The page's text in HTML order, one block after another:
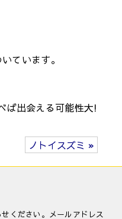
ています。
出会える可能性大!
ノトイスズミ »
ください。メールアドレス